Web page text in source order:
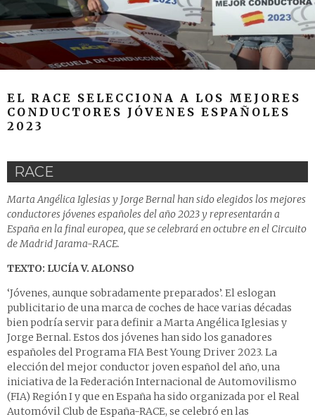
EL RACE SELECCIONA A LOS MEJORES
CONDUCTORES JÓVENES ESPAÑOLES
2023
RACE
Marta Angélica Iglesias y Jorge Bernal han sido elegidos los mejores
conductores jóvenes españoles del año 2023 y representarán a
España en la final europea, que se celebrará en octubre en el Circuito
de Madrid Jarama-RACE.
TEXTO: LUCÍA V. ALONSO
‘Jóvenes, aunque sobradamente preparados’. El eslogan
publicitario de una marca de coches de hace varias décadas
bien podría servir para definir a Marta Angélica Iglesias y
Jorge Bernal. Estos dos jóvenes han sido los ganadores
españoles del Programa FIA Best Young Driver 2023. La
elección del mejor conductor joven español del año, una
iniciativa de la Federación Internacional de Automovilismo
(FIA) Región I y que en España ha sido organizada por el Real
Automóvil Club de España-RACE, se celebró en las